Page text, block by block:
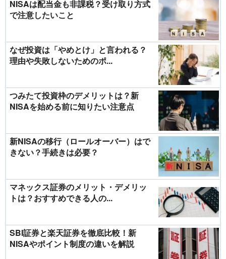
NISAは配当金も非課税？受け取り方式
で注意したいこと
なぜ投資は「やめとけ」と言われる？
理由や失敗しないためのポ...
つみたて投資枠のデメリットは？新
NISAを始める前に知りたい注意点
新NISAの移行（ロールオーバー）はで
きない？手続きは必要？
マネックス証券のメリット・デメリッ
トは？おすすめできる人の...
SBI証券と楽天証券を徹底比較！新
NISAやポイント制度の違いを解説